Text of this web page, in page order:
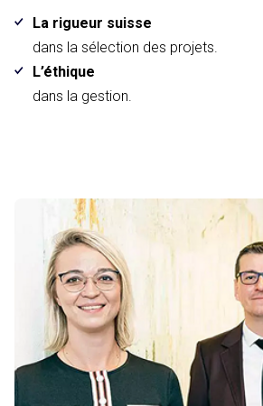
La rigueur suisse
dans la sélection des projets.
L’éthique
dans la gestion.